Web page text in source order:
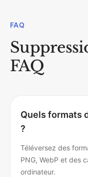
FAQ
FAQ
Quels formats
?
Téléversez des
PNG, WebP et des
ordinateur.